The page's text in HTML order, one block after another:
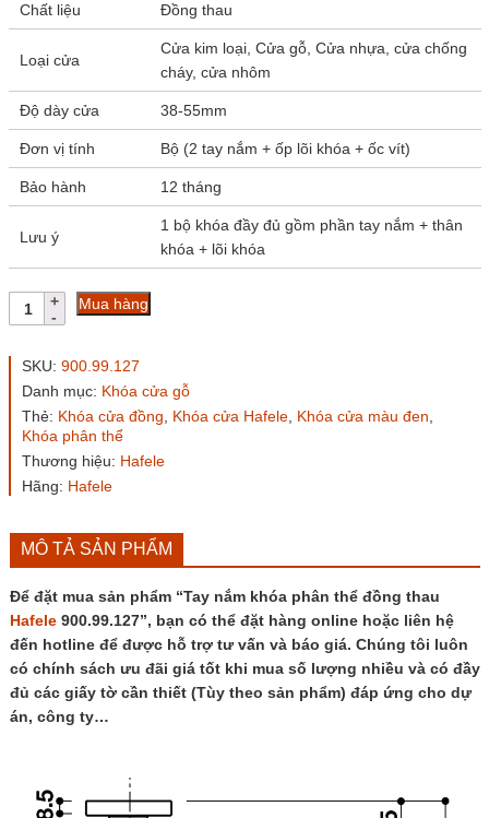
Chất liệu Đồng thau
Loại cửa
Cửa kim loại, Cửa gỗ, Cửa nhựa, cửa chống
cháy, cửa nhôm
Độ dày cửa 38-55mm
Đơn vị tính Bộ (2 tay nắm + ốp lõi khóa + ốc vít)
Bảo hành 12 tháng
Lưu ý
1 bộ khóa đầy đủ gồm phần tay nắm + thân
khóa + lõi khóa
Tay
nắm
phân
đồng
thau
Hafele
900.99.127
số
lượng
Mua hàng
SKU: 900.99.127
Danh mục: Khóa cửa gỗ
Thẻ: Khóa cửa đồng Khóa cửa Hafele, Khóa cửa màu đen
Khóa phân thể
Thương hiệu: Hafele
Hãng: Hafele
MÔ TẢ SẢN PHẨM
Để đặt mua sản phẩm “Tay nắm khóa phân thể đồng thau
Hafele900.99.127”, bạn có thể đặt hàng online hoặc liên hệ
đến hotline để được hỗ trợ tư vấn và báo giá. Chúng tôi luôn
có chính sách ưu đãi giá tốt khi mua số lượng nhiều và có đầy
đủ các giấy tờ cần thiết (Tùy theo sản phẩm) đáp ứng cho dự
án, công ty…